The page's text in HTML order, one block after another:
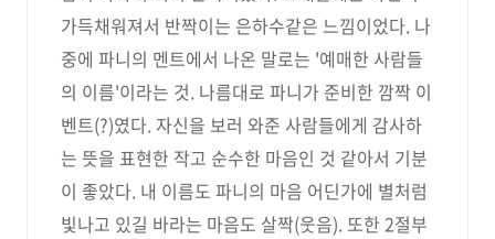
가득채워져서 반짝이는 은하수같은 느낌이었다. 나
중에 파니의 멘트에서 나온 말로는 '예매한 사람들
의 이름'이라는 것. 나름대로 파니가 준비한 깜짝 이
벤트(?)였다. 자신을 보러 와준 사람들에게 감사하
는 뜻을 표현한 작고 순수한 마음인 것 같아서 기분
이 좋았다. 내 이름도 파니의 마음 어딘가에 별처럼
빛나고 있길 바라는 마음도 살짝(웃음). 또한 2절부